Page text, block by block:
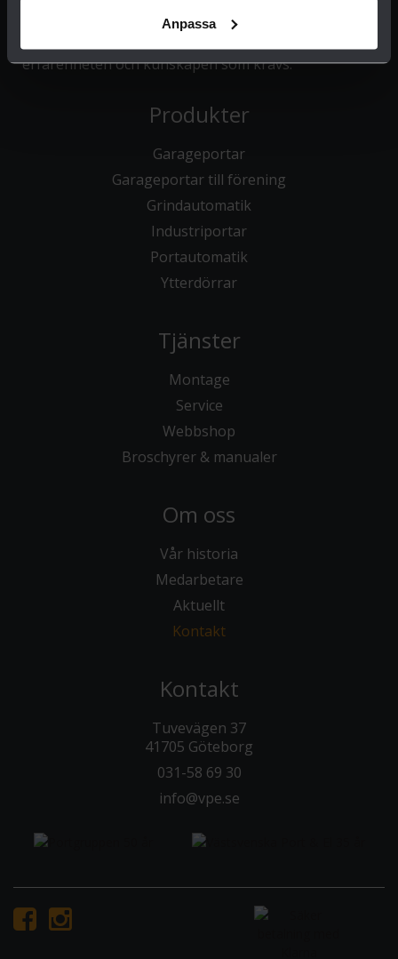
Anpassa
och industriportar. Vi säljer & monterar
garageportar från välkända leverantörer. Vi har
erfarenheten och kunskapen som krävs.
Produkter
Garageportar
Garageportar till förening
Grindautomatik
Industriportar
Portautomatik
Ytterdörrar
Tjänster
Montage
Service
Webbshop
Broschyrer & manualer
Om oss
Vår historia
Medarbetare
Aktuellt
Kontakt
Kontakt
Tuvevägen 37
41705 Göteborg
031-58 69 30
info@vpe.se